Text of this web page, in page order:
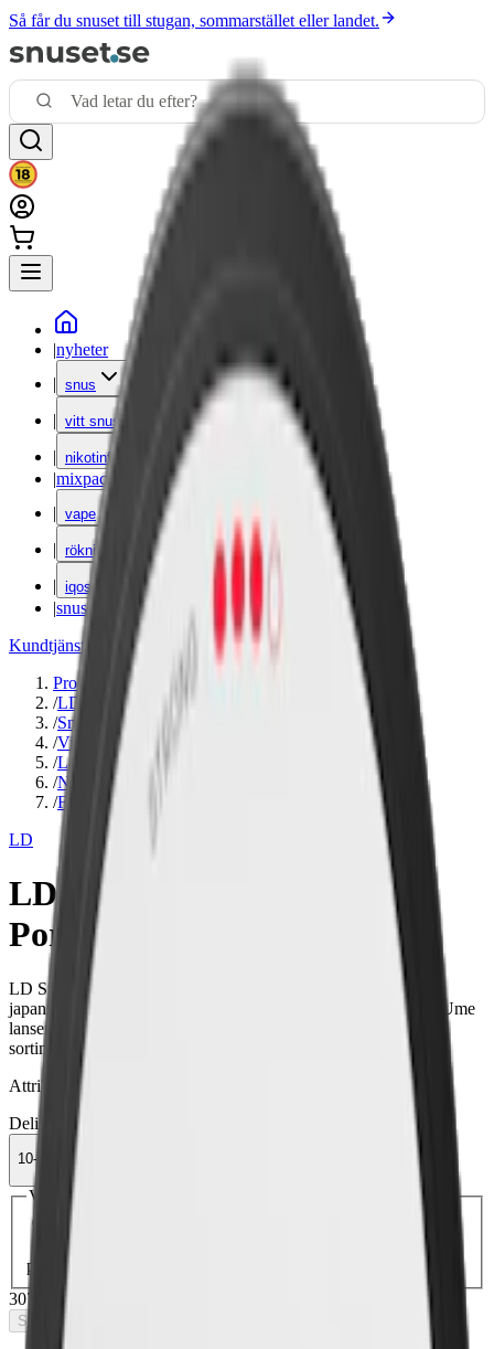
Så får du snuset till stugan, sommarstället eller landet.
|nyheter
| snus
| vitt snus
| nikotinfritt
|mixpack
| vape
| rökning
| iqos
|snuskuriren
Kundtjänst
Varumärken
Produkter
/LD
/Snus
/Vit Portion
/Large
/Normal
/Frukt
LD
LD Signum Ume White
Portion
LD Signum Ume White Portion är ett unikt snus med smak av
japanska plommon. En prilla innehåller 8 mg nikotin. Signum Ume
lanserades i juli 2023. OBS! LD Signum Ume har utgått ur
sortimentet.
Attribut
Delisted
Frukt
10-pack
307,90 kr
Slut i lager
Välj antal dosor
1-pack
30,79 kr
30-pack
pack
1 514,50 kr
307,90 kr
Slut i lager